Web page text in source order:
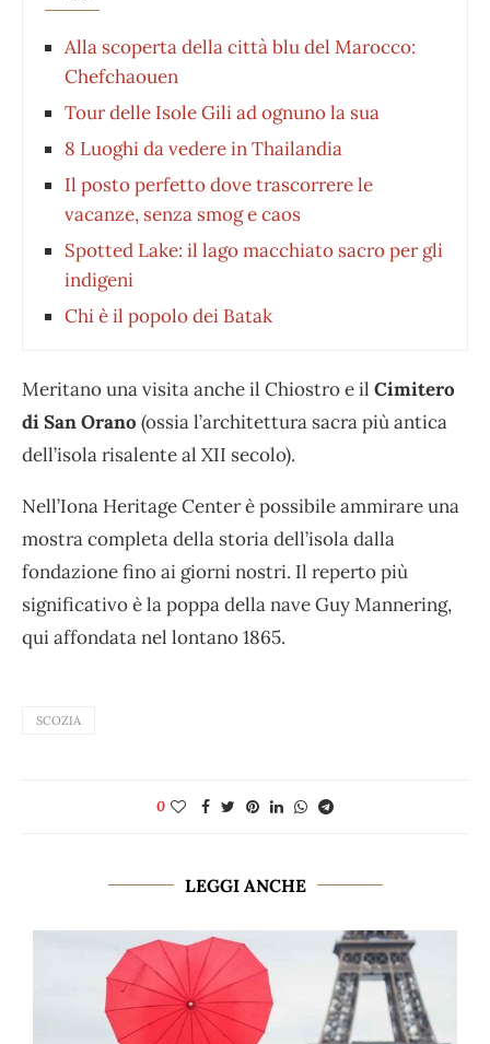
Alla scoperta della città blu del Marocco:
Chefchaouen
Tour delle Isole Gili ad ognuno la sua
8 Luoghi da vedere in Thailandia
Il posto perfetto dove trascorrere le
vacanze, senza smog e caos
Spotted Lake: il lago macchiato sacro per gli
indigeni
Chi è il popolo dei Batak
Meritano una visita anche il Chiostro e il Cimitero
di San Orano (ossia l’architettura sacra più antica
dell’isola risalente al XII secolo).
Nell’Iona Heritage Center è possibile ammirare una
mostra completa della storia dell’isola dalla
fondazione fino ai giorni nostri. Il reperto più
significativo è la poppa della nave Guy Mannering,
qui affondata nel lontano 1865.
SCOZIA
0
LEGGI ANCHE